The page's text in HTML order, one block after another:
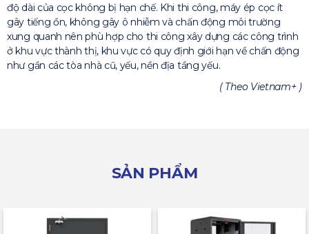
độ dài của cọc không bị hạn chế. Khi thi công, máy ép cọc ít
gây tiếng ồn, không gây ô nhiễm và chấn động môi trường
xung quanh nên phù hợp cho thi công xây dựng các công trình
ở khu vực thành thị, khu vực có quy định giới hạn về chấn động
như gần các tòa nhà cũ, yếu, nền địa tầng yếu.
( Theo Vietnam+ )
SẢN PHẨM